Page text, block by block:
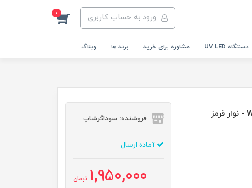
ورود به حساب کاربری 0
دستگاه UV LED مشاوره برای خرید برند ها وبلاگ
فروشنده: سوداگرشاپ
آماده ارسال
1,950,000 تومان